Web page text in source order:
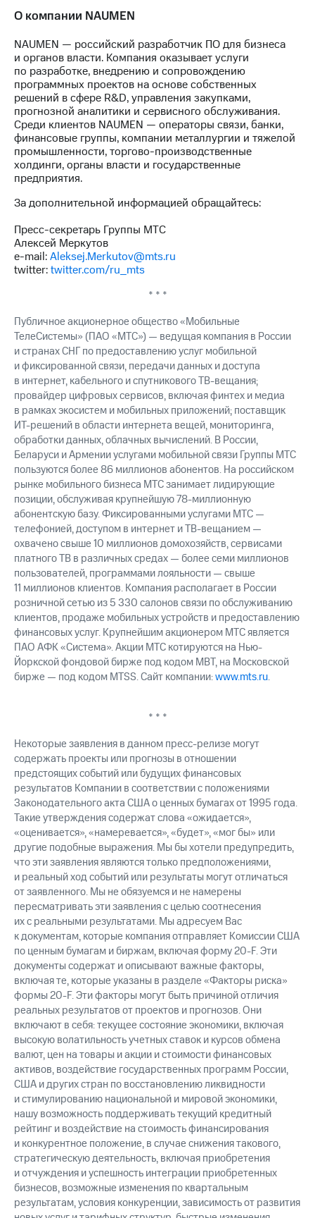
О компании NAUMEN
NAUMEN — российский разработчик ПО для бизнеса
и органов власти. Компания оказывает услуги
по разработке, внедрению и сопровождению
программных проектов на основе собственных
решений в сфере R&D, управления закупками,
прогнозной аналитики и сервисного обслуживания.
Среди клиентов NAUMEN — операторы связи, банки,
финансовые группы, компании металлургии и тяжелой
промышленности, торгово-производственные
холдинги, органы власти и государственные
предприятия.
За дополнительной информацией обращайтесь:
Пресс-секретарь Группы МТС
Алексей Меркутов
e-mail:Aleksej.Merkutov@mts.ru
twitter:twitter.com/ru_mts
* * *
Публичное акционерное общество «Мобильные
ТелеСистемы» (ПАО «МТС») — ведущая компания в России
и странах СНГ по предоставлению услуг мобильной
и фиксированной связи, передачи данных и доступа
в интернет, кабельного и спутникового ТВ-вещания;
провайдер цифровых сервисов, включая финтех и медиа
в рамках экосистем и мобильных приложений; поставщик
ИТ-решений в области интернета вещей, мониторинга,
обработки данных, облачных вычислений. В России,
Беларуси и Армении услугами мобильной связи Группы МТС
пользуются более 86 миллионов абонентов. На российском
рынке мобильного бизнеса МТС занимает лидирующие
позиции, обслуживая крупнейшую 78-миллионную
абонентскую базу. Фиксированными услугами МТС —
телефонией, доступом в интернет и ТВ-вещанием —
охвачено свыше 10 миллионов домохозяйств, сервисами
платного ТВ в различных средах — более семи миллионов
пользователей, программами лояльности — свыше
11 миллионов клиентов. Компания располагает в России
розничной сетью из 5 330 салонов связи по обслуживанию
клиентов, продаже мобильных устройств и предоставлению
финансовых услуг. Крупнейшим акционером МТС является
ПАО АФК «Система». Акции МТС котируются на Нью-
Йоркской фондовой бирже под кодом MBT, на Московской
бирже — под кодом MTSS. Сайт компании:www.mts.ru.
* * *
Некоторые заявления в данном пресс-релизе могут
содержать проекты или прогнозы в отношении
предстоящих событий или будущих финансовых
результатов Компании в соответствии с положениями
Законодательного акта США о ценных бумагах от 1995 года.
Такие утверждения содержат слова «ожидается»,
«оценивается», «намеревается», «будет», «мог бы» или
другие подобные выражения. Мы бы хотели предупредить,
что эти заявления являются только предположениями,
и реальный ход событий или результаты могут отличаться
от заявленного. Мы не обязуемся и не намерены
пересматривать эти заявления с целью соотнесения
их с реальными результатами. Мы адресуем Вас
к документам, которые компания отправляет Комиссии США
по ценным бумагам и биржам, включая форму 20-F. Эти
документы содержат и описывают важные факторы,
включая те, которые указаны в разделе «Факторы риска»
формы 20-F. Эти факторы могут быть причиной отличия
реальных результатов от проектов и прогнозов. Они
включают в себя: текущее состояние экономики, включая
высокую волатильность учетных ставок и курсов обмена
валют, цен на товары и акции и стоимости финансовых
активов, воздействие государственных программ России,
США и других стран по восстановлению ликвидности
и стимулированию национальной и мировой экономики,
нашу возможность поддерживать текущий кредитный
рейтинг и воздействие на стоимость финансирования
и конкурентное положение, в случае снижения такового,
стратегическую деятельность, включая приобретения
и отчуждения и успешность интеграции приобретенных
бизнесов, возможные изменения по квартальным
результатам, условия конкуренции, зависимость от развития